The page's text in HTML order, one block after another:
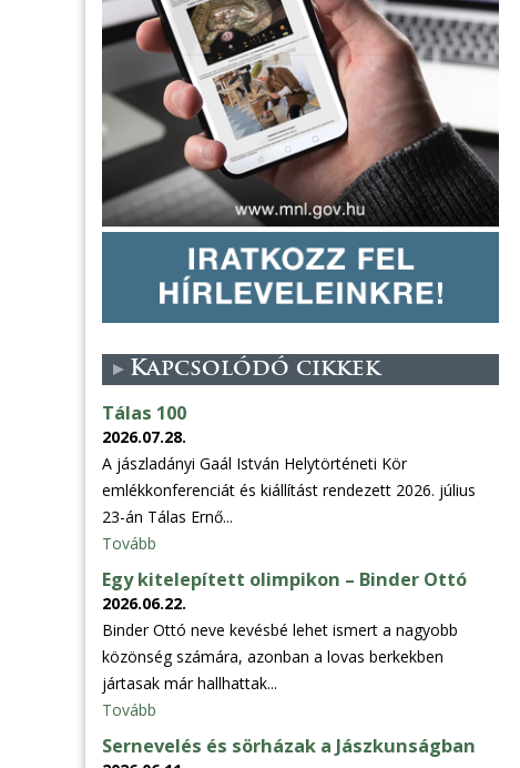
Kapcsolódó cikkek
Tálas 100
2026.07.28.
A jászladányi Gaál István Helytörténeti Kör
emlékkonferenciát és kiállítást rendezett 2026. július
23-án Tálas Ernő...
Tovább
Egy kitelepített olimpikon – Binder Ottó
2026.06.22.
Binder Ottó neve kevésbé lehet ismert a nagyobb
közönség számára, azonban a lovas berkekben
jártasak már hallhattak...
Tovább
Sernevelés és sörházak a Jászkunságban